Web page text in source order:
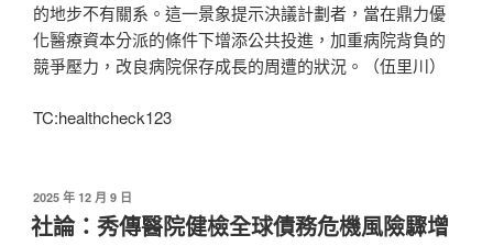
的地步不有關系。這一景象提示決議計劃者，當在鼎力優
化醫療資本分派的條件下增添公共投進，加重病院背負的
競爭壓力，改良病院保存成長的周遭的狀況。（伍里川）
TC:healthcheck123
發
佈
於
2025 年 12 月 9 日
社論：秀傳醫院健檢全球債務危機風險驟增